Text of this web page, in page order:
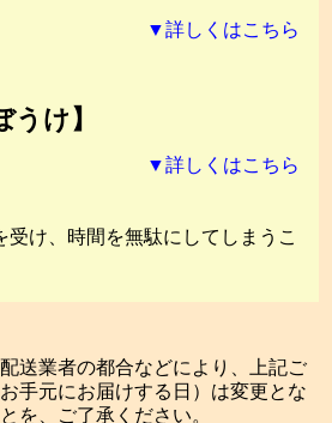
▼詳しくはこちら
うけ】
▼詳しくはこちら
受け、時間を無駄にしてしまうこ
送業者の都合などにより、上記ご
手元にお届けする日）は変更とな
を、ご了承ください。